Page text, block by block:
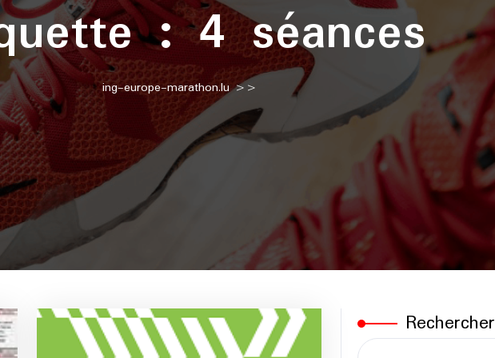
:4 séances
ing-europe-marathon.lu>>
Rechercher